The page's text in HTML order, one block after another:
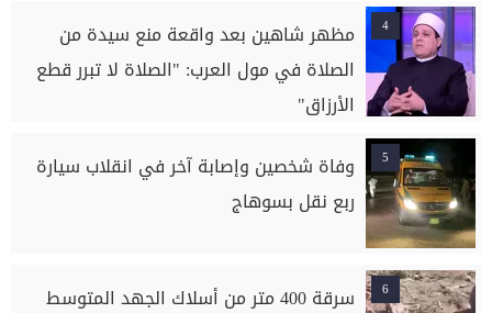
4
مظهر شاهين بعد واقعة منع سيدة من
الصلاة في مول العرب: "الصلاة لا تبرر قطع
الأرزاق"
5
وفاة شخصين وإصابة آخر في انقلاب سيارة
ربع نقل بسوهاج
6
سرقة 400 متر من أسلاك الجهد المتوسط